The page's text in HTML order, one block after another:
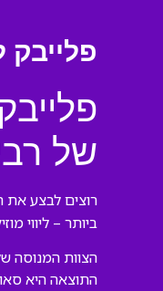
פלייבק
של
רוצים לבצע את הלהיט “מחרוזת שביל
ביותר – ליווי
התוצאה היא